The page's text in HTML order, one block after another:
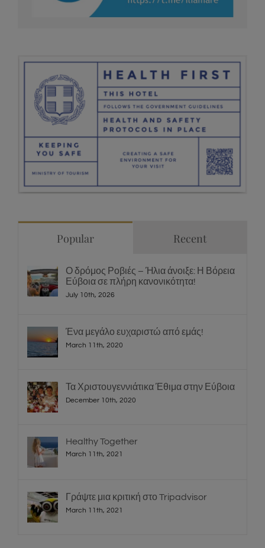
Popular Recent
Ο δρόμος Ροβιές – Ήλια άνοιξε: Η Βόρεια
Εύβοια σε πλήρη κανονικότητα!
July 10th, 2026
Ένα μεγάλο ευχαριστώ από εμάς!
March 11th, 2020
Τα Χριστουγεννιάτικα Έθιμα στην Εύβοια
December 10th, 2020
Healthy Together
March 11th, 2021
Γράψτε μια κριτική στο Tripadvisor
March 11th, 2021